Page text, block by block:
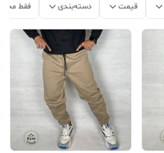
قیمت دسته‌بندی فقط